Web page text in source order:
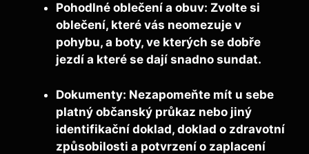
Pohodlné oblečení a obuv: Zvolte si
oblečení, které vás neomezuje v
pohybu, a boty, ve kterých se dobře
jezdí a které se dají snadno sundat.
Dokumenty: Nezapomeňte mít u sebe
platný občanský průkaz nebo jiný
identifikační doklad, doklad o zdravotní
způsobilosti a potvrzení o zaplacení